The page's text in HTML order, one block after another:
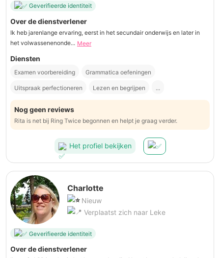
Geverifieerde identiteit
Over de dienstverlener
Ik heb jarenlange ervaring, eerst in het secundair onderwijs en later in
het volwassenenonde... Meer
Diensten
Examen voorbereiding Grammatica oefeningen
Uitspraak perfectioneren Lezen en begrijpen ...
Nog geen reviews
Rita is net bij Ring Twice begonnen en helpt je graag verder.
Het profiel bekijken
Charlotte
Nieuw
Verplaatst zich naar Leke
Geverifieerde identiteit
Over de dienstverlener